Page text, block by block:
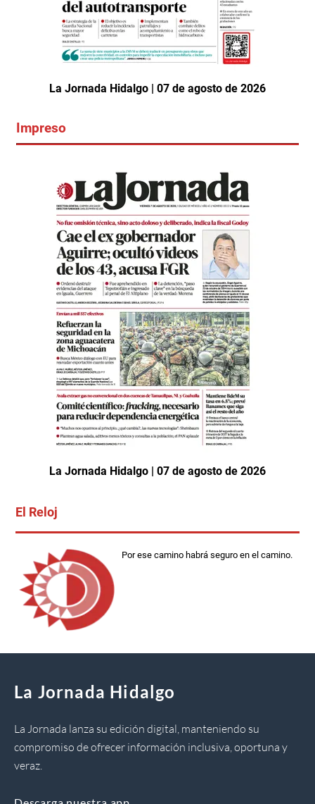
La Jornada Hidalgo | 07 de agosto de 2026
Impreso
La Jornada Hidalgo | 07 de agosto de 2026
El Reloj
Por ese camino habrá seguro en el camino.
La Jornada Hidalgo
La Jornada lanza su edición digital, manteniendo su
compromiso de ofrecer información inclusiva, oportuna y
veraz.